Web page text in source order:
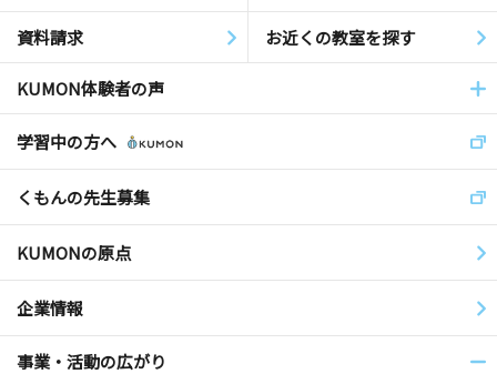
資料請求 お近くの教室を探す
KUMON体験者の声
学習中の方へ
くもんの先生募集
KUMONの原点
企業情報
事業・活動の広がり